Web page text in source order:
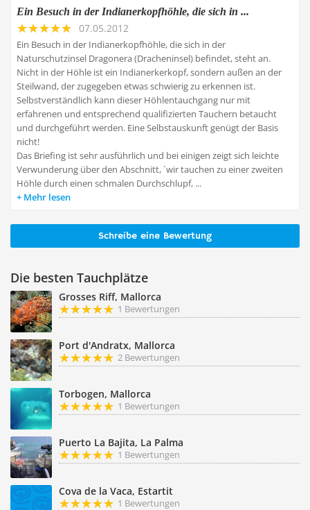
Ein Besuch in der Indianerkopfhöhle, die sich in ...
07.05.2012
Ein Besuch in der Indianerkopfhöhle, die sich in der
Naturschutzinsel Dragonera (Dracheninsel) befindet, steht an.
Nicht in der Höhle ist ein Indianerkerkopf, sondern außen an der
Steilwand, der zugegeben etwas schwierig zu erkennen ist.
Selbstverständlich kann dieser Höhlentauchgang nur mit
erfahrenen und entsprechend qualifizierten Tauchern betaucht
und durchgeführt werden. Eine Selbstauskunft genügt der Basis
nicht!
Das Briefing ist sehr ausführlich und bei einigen zeigt sich leichte
Verwunderung über den Abschnitt, ´wir tauchen zu einer zweiten
Höhle durch einen schmalen Durchschlupf, ...
Mehr lesen
Schreibe eine Bewertung
Die besten Tauchplätze
Grosses Riff, Mallorca
1 Bewertungen
Port d'Andratx, Mallorca
2 Bewertungen
Torbogen, Mallorca
1 Bewertungen
Puerto La Bajita, La Palma
1 Bewertungen
Cova de la Vaca, Estartit
1 Bewertungen